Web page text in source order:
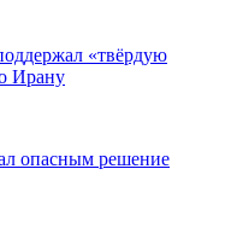
«твёрдую
Ирану
опасным решение